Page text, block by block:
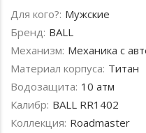
Для кого?: Мужские
Бренд: BALL
Механизм: Механика с
Материал корпуса: Титан
Водозащита: 10 атм
Калибр: BALL RR1402
Коллекция: Roadmaster